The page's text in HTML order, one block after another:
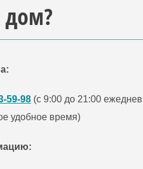
дом?
59-98 (с 9:00 до 21:00
удобное время)